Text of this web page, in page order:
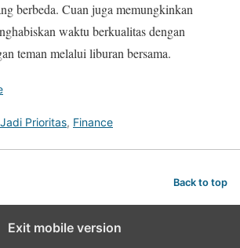
berbeda. Cuan juga memungkinkan
waktu berkualitas dengan
teman melalui liburan bersama.
Prioritas, Finance
Back to top
Exit mobile version